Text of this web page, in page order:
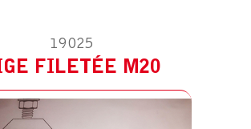
19025
FILETÉE M20
FILETÉE M24